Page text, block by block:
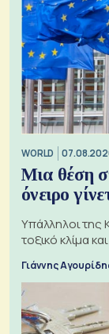
WORLD
Μια θέση
όνειρο
Υπάλληλοι της
τοξικό κλίμα
Γιάννης